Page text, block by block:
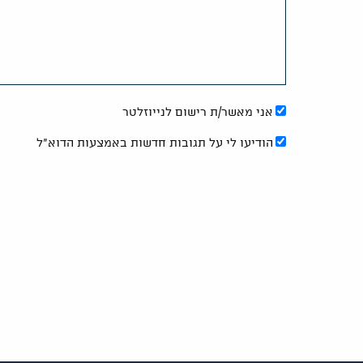
אני מאשר/ת רישום לנייוזלטר
הודיעו לי על תגובות חדשות באמצעות הדוא"ל